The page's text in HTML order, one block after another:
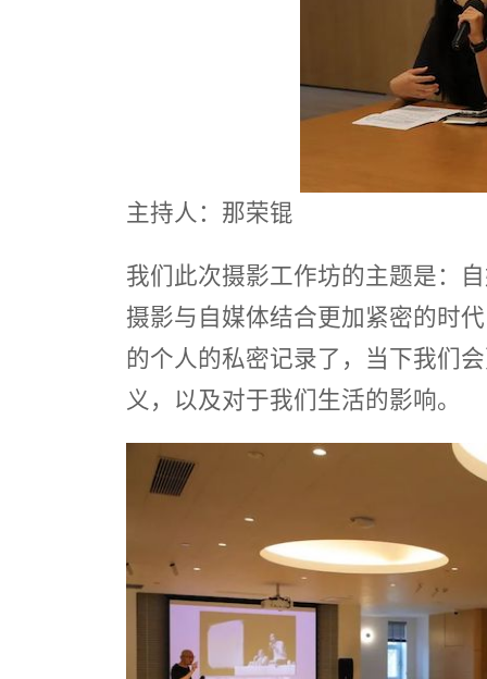
主持人：那荣锟
我们此次摄影工作坊的主题是：
摄影与自媒体结合更加紧密的时
的个人的私密记录了，当下我们
义，以及对于我们生活的影响。